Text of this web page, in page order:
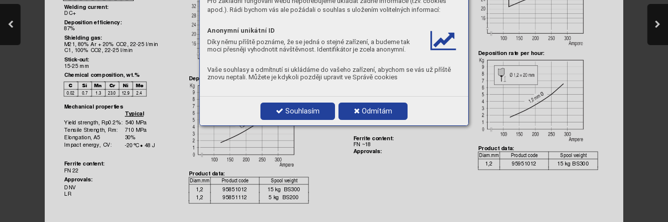
apod.). Rádi bychom vás ale požádali o souhlas s uložením volitelných informací:
Anonymní unikátní ID
Díky němu příště poznáme, že se jedná o stejné zařízení, a budeme tak
moci přesněji vyhodnotit návštěvnost. Identifikátor je zcela anonymní.
Vaše souhlasy a odmítnutí si ukládáme do vašeho zařízení, abychom se vás už příště
znovu neptali. Můžete je kdykoli později upravit ve Správě cookies
Souhlasím Odmítám
Welding current:
DC+
Deposition efficiency:
87%
Shielding gas:
M21, 80% Ar + 20% CO2, 22-25 l/min
C1, 100% CO2, 22-25 l/min
Stick-out:
15-25 mm
Chemical composition, wt.%












Mechanical properties
Typical
Yield strength, Rp0.2%: 540 MPa
Tensile Strength, Rm: 710 MPa
Elongation, A5
30%
Impact energy, CV: -20°C • 48 J
Ferrite content:
FN 22
Approvals:
DNV
LR
Deposition rate per hour:
Product data:

 
1,2 95851012
15 kg  BS300
1,2
95851112 5 kg BS200
87%
Shielding gas:
15-25 mm
Chemical composition, wt.%
      
Mechani
Yield strength, Rp0.2%: 427 MPa
Rm:
Elongation, A5
Impact energy, CV:
Ferrite content:
FN ~18
Approvals:
Deposition rate per hour:
Product data:

 
1,2 95951012 15 kg BS300